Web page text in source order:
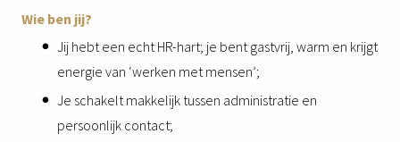
Wie ben jij?
Jij hebt een echt HR-hart; je bent gastvrij, warm en krijgt
energie van ‘werken met mensen’;
Je schakelt makkelijk tussen administratie en
persoonlijk contact;